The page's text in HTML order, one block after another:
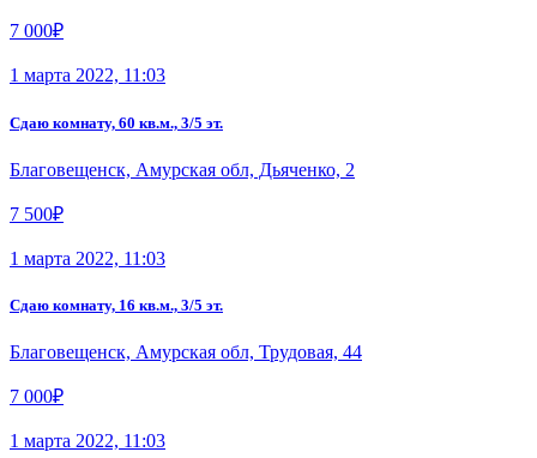
7 000₽
1 марта 2022, 11:03
Сдаю комнату, 60 кв.м., 3/5 эт.
Благовещенск, Амурская обл, Дьяченко, 2
7 500₽
1 марта 2022, 11:03
Сдаю комнату, 16 кв.м., 3/5 эт.
Благовещенск, Амурская обл, Трудовая, 44
7 000₽
1 марта 2022, 11:03